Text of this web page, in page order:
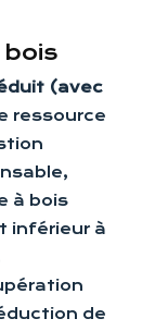
(avec
ressource
à bois
inférieur à
de